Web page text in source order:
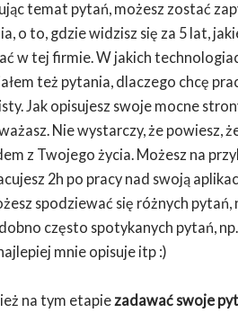
temat pytań, możesz zostać
o to, gdzie widzisz się za 5 lat,
w tej firmie. W jakich
też pytania, dlaczego chcę
Jak opisujesz swoje mocne
Nie wystarczy, że powiesz,
z Twojego życia. Możesz na
2h po pracy nad swoją
spodziewać się różnych pytań,
często spotykanych pytań,
mnie opisuje itp :)
na tym etapiezadawać swoje